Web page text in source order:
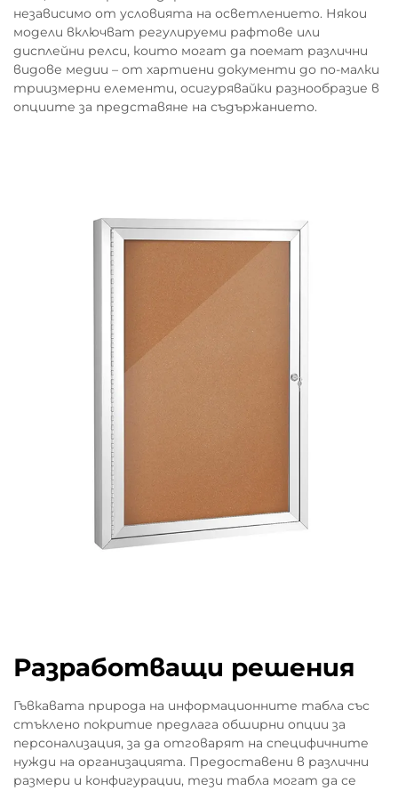
независимо от условията на осветлението. Някои
модели включват регулируеми рафтове или
дисплейни релси, които могат да поемат различни
видове медии – от хартиени документи до по-малки
триизмерни елементи, осигурявайки разнообразие в
опциите за представяне на съдържанието.
Разработващи решения
Гъвкавата природа на информационните табла със
стъклено покритие предлага обширни опции за
персонализация, за да отговарят на специфичните
нужди на организацията. Предоставени в различни
размери и конфигурации, тези табла могат да се